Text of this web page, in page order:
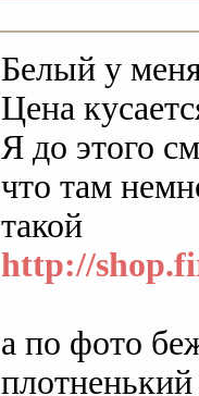
Белый у
Цена
Я до этого
что там
такой
http://
а по фото